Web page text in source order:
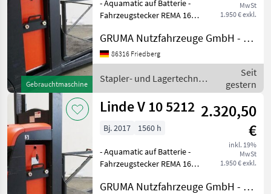
Gebrauchtmaschine
MwSt
1.950 € exkl.
- Aquamatic auf Batterie -
Fahrzeugstecker REMA 160A
mit Rollen -
Gabelausführung 560 - 1150
mm - Zugangskontrolle:
LFM-RFID - Lastschut
GRUMA Nutzfahrzeuge GmbH - Staplertechnik
86316 Friedberg
Stapler- und Lagertechnik
/ Linde
Seit
gestern
Linde V 10 5212 2.320,50
€
inkl. 19%
MwSt
1.950 € exkl.
Bj. 2017 1560 h
- Aquamatic auf Batterie -
Fahrzeugstecker REMA 160A
mit Rollen -
GRUMA Nutzfahrzeuge GmbH - Staplertechnik